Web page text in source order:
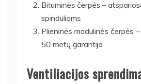
Bituminės čerpės –
spinduliams
Plieninės modulinės čerpės
50 metų garantija
Ventiliacijos